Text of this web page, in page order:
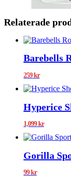
Relaterade
Barebells
259kr
Hyperice
1,099kr
Gorilla
99kr